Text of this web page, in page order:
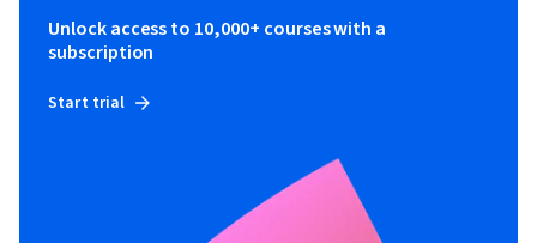
Unlock access to 10,000+ courses with a
subscription
Start trial